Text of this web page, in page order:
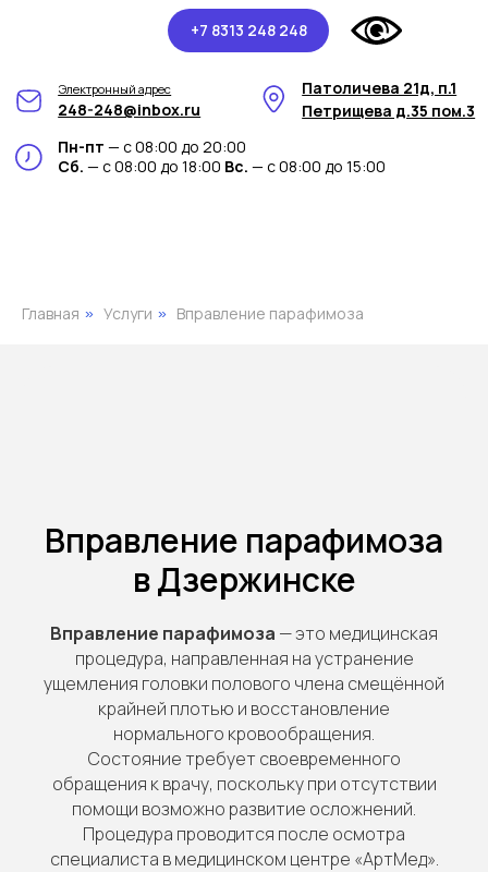
+7 8313 248 248
Пн-пт — с 08:00 до 20:00
Сб.— с 08:00 до 18:00Вс.— с 08:00 до 15:00
Главная » Услуги » Вправление парафимоза
Вправление парафимоза
в Дзержинске
Вправление парафимоза — это медицинская
процедура, направленная на устранение
ущемления головки полового члена смещённой
крайней плотью и восстановление
нормального кровообращения.
Состояние требует своевременного
обращения к врачу, поскольку при отсутствии
помощи возможно развитие осложнений.
Процедура проводится после осмотра
специалиста в медицинском центре «АртМед».